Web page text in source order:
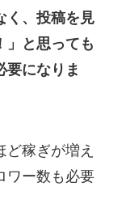
く、投稿を見
」と思っても
要になりま
稼ぎが増え
ワー数も必要